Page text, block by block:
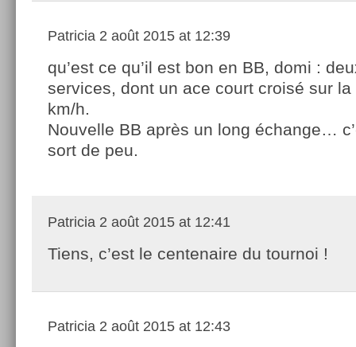
Patricia 2 août 2015 at 12:39
qu’est ce qu’il est bon en BB, domi :
services, dont un ace court croisé sur
km/h.
Nouvelle BB après un long échange…
sort de peu.
Patricia 2 août 2015 at 12:41
Tiens, c’est le centenaire du tournoi !
Patricia 2 août 2015 at 12:43